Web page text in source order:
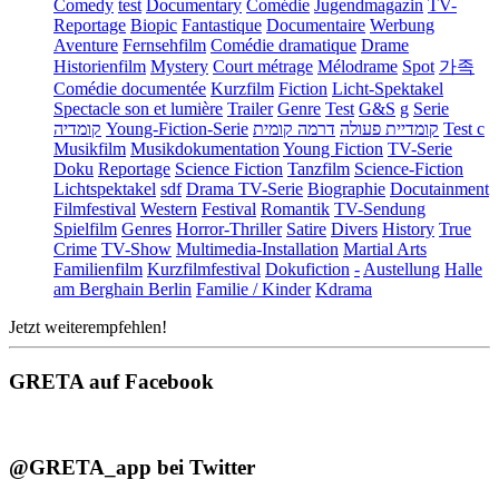
Comedy test Documentary Comédie Jugendmagazin TV-
Reportage Biopic Fantastique Documentaire Werbung
Aventure Fernsehfilm Comédie dramatique Drame
Historienfilm Mystery Court métrage Mélodrame Spot 가족
Comédie documentée Kurzfilm Fiction Licht-Spektakel
Spectacle son et lumière Trailer Genre Test G&S g Serie
קומדיה Young-Fiction-Serie קומדיית פעולה דרמה קומית
Test c
Musikfilm Musikdokumentation Young Fiction TV-Serie
Doku Reportage Science Fiction Tanzfilm Science-Fiction
Lichtspektakel sdf Drama TV-Serie Biographie Docutainment
Filmfestival Western Festival Romantik TV-Sendung
Spielfilm Genres Horror-Thriller Satire Divers History True
Crime TV-Show Multimedia-Installation Martial Arts
Familienfilm Kurzfilmfestival Dokufiction - Austellung Halle
am Berghain Berlin Familie / Kinder Kdrama
Jetzt weiterempfehlen!
GRETA auf Facebook
@GRETA_app bei Twitter